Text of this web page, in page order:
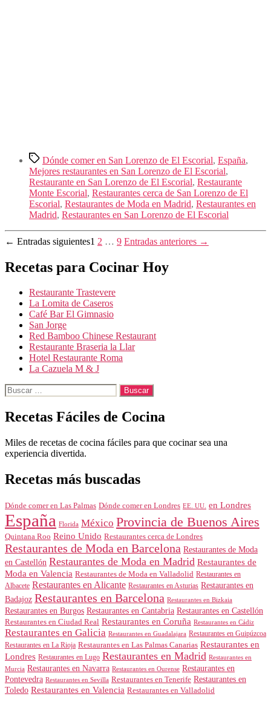
Etiquetas
Dónde comer en San Lorenzo de El Escorial, España,
Mejores restaurantes en San Lorenzo de El Escorial,
Restaurante en San Lorenzo de El Escorial, Restaurante
Monte Escorial, Restaurantes cerca de San Lorenzo de El
Escorial, Restaurantes de Moda en Madrid, Restaurantes en
Madrid, Restaurantes en San Lorenzo de El Escorial
Paginación
de
entradas
← Entradas siguientes1 2 … 9 Entradas anteriores →
Recetas para Cocinar Hoy
Restaurante Trastevere
La Lomita de Caseros
Café Bar El Gimnasio
San Jorge
Red Bamboo Chinese Restaurant
Restaurante Braseria la Llar
Hotel Restaurante Roma
La Cazuela M & J
Buscar:
Recetas Fáciles de Cocina
Miles de recetas de cocina fáciles para que cocinar sea una
experiencia divertida.
Recetas más buscadas
Dónde comer en Las Palmas Dónde comer en Londres EE. UU. en Londres
España Florida México Provincia de Buenos Aires
Quintana Roo Reino Unido Restaurantes cerca de Londres
Restaurantes de Moda en Barcelona Restaurantes de Moda
en Castellón Restaurantes de Moda en Madrid Restaurantes de
Moda en Valencia Restaurantes de Moda en Valladolid Restaurantes en
Albacete Restaurantes en Alicante Restaurantes en Asturias Restaurantes en
Badajoz Restaurantes en Barcelona Restaurantes en Bizkaia
Restaurantes en Burgos Restaurantes en Cantabria Restaurantes en Castellón
Restaurantes en Ciudad Real Restaurantes en Coruña Restaurantes en Cádiz
Restaurantes en Galicia Restaurantes en Guadalajara Restaurantes en Guipúzcoa
Restaurantes en La Rioja Restaurantes en Las Palmas Canarias Restaurantes en
Londres Restaurantes en Lugo Restaurantes en Madrid Restaurantes en
Murcia Restaurantes en Navarra Restaurantes en Ourense Restaurantes en
Pontevedra Restaurantes en Sevilla Restaurantes en Tenerife Restaurantes en
Toledo Restaurantes en Valencia Restaurantes en Valladolid